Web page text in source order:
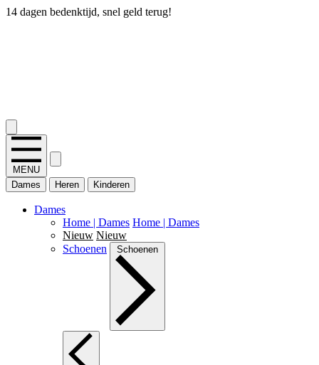
14 dagen bedenktijd, snel geld terug!
MENU
Dames
Heren Kinderen
Dames
Home | Dames Home | Dames
Nieuw Nieuw
Schoenen
Schoenen